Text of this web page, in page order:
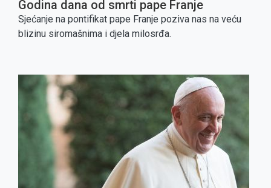
Godina dana od smrti pape Franje
Sjećanje na pontifikat pape Franje poziva nas na veću
blizinu siromašnima i djela milosrđa.